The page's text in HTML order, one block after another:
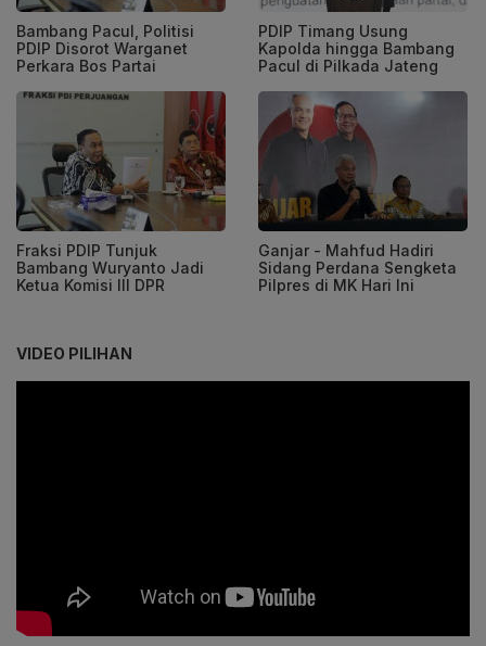
Bambang Pacul, Politisi
PDIP Disorot Warganet
Perkara Bos Partai
PDIP Timang Usung
Kapolda hingga Bambang
Pacul di Pilkada Jateng
Fraksi PDIP Tunjuk
Bambang Wuryanto Jadi
Ketua Komisi III DPR
Ganjar - Mahfud Hadiri
Sidang Perdana Sengketa
Pilpres di MK Hari Ini
VIDEO PILIHAN